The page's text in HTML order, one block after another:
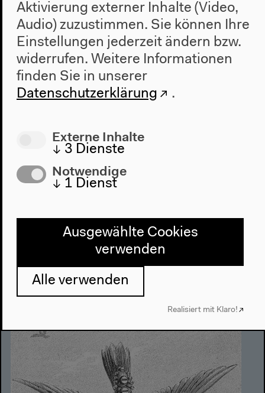
Stefan Hayn
Wer beerbt wen? Und wie?
Mittwoch 22.5.2013
Aktivierung externer Inhalte (Video,
Audio) zuzustimmen. Sie können Ihre
Einstellungen jederzeit ändern bzw.
widerrufen. Weitere Informationen
finden Sie in unserer
Datenschutzerklärung
.
Externe Inhalte
↓ 3 Dienste
Notwendige
↓ 1 Dienst
Ausgewählte Cookies
verwenden
Alle verwenden
Realisiert mit Klaro!